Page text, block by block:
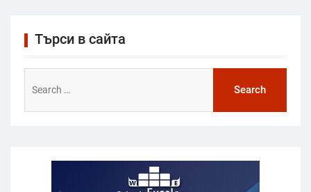
Търси в сайта
for: